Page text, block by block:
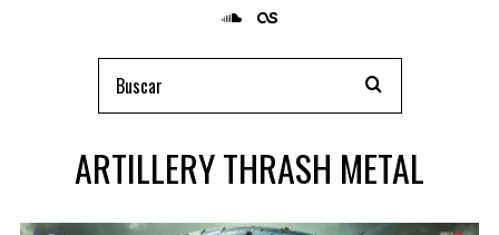
ARTILLERY THRASH METAL